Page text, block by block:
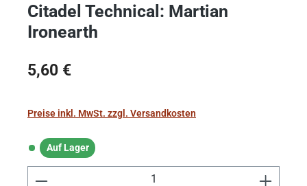
Citadel Technical: Martian
Ironearth
Regulärer Preis:
5,60 €
Preise inkl. MwSt. zzgl. Versandkosten
Auf Lager
Auf Lager
Produkt Anzahl: Gib den gewünschten